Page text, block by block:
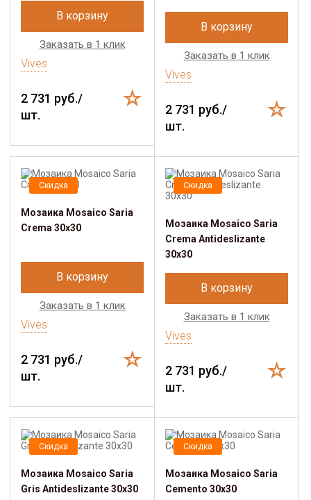
В корзину
Заказать в 1 клик
Vives
2 731 руб./
шт.
В корзину
Заказать в 1 клик
Vives
2 731 руб./
шт.
Скидка
Мозаика Mosaico Saria
Crema 30x30
В корзину
Заказать в 1 клик
Vives
2 731 руб./
шт.
Скидка
Мозаика Mosaico Saria
Crema Antideslizante
30x30
В корзину
Заказать в 1 клик
Vives
2 731 руб./
шт.
Скидка
Мозаика Mosaico Saria
Gris Antideslizante 30x30
Скидка
Мозаика Mosaico Saria
Cemento 30x30